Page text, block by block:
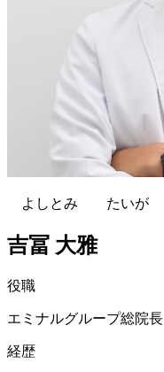
よしとみ たいが
吉冨 大雅
役職
エミナルグループ総院長
経歴